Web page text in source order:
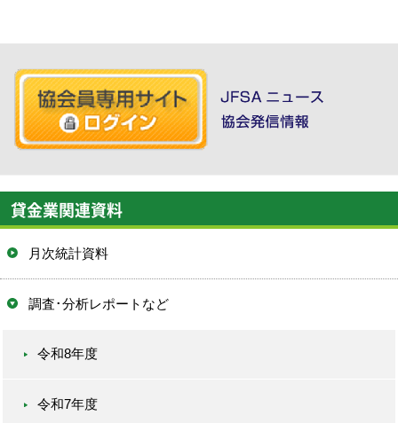
貸金業関連資料
月次統計資料
調査･分析レポートなど
令和8年度
令和7年度